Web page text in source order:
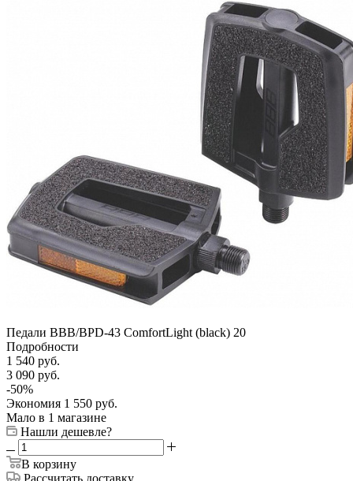
Педали BBB/BPD-43 ComfortLight (black) 20
Подробности
1 540 руб.
3 090 руб.
-50%
Экономия 1 550 руб.
Мало в 1 магазине
Нашли дешевле?
В корзину
Рассчитать доставку